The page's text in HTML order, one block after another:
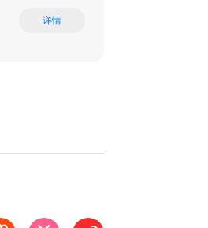
详情